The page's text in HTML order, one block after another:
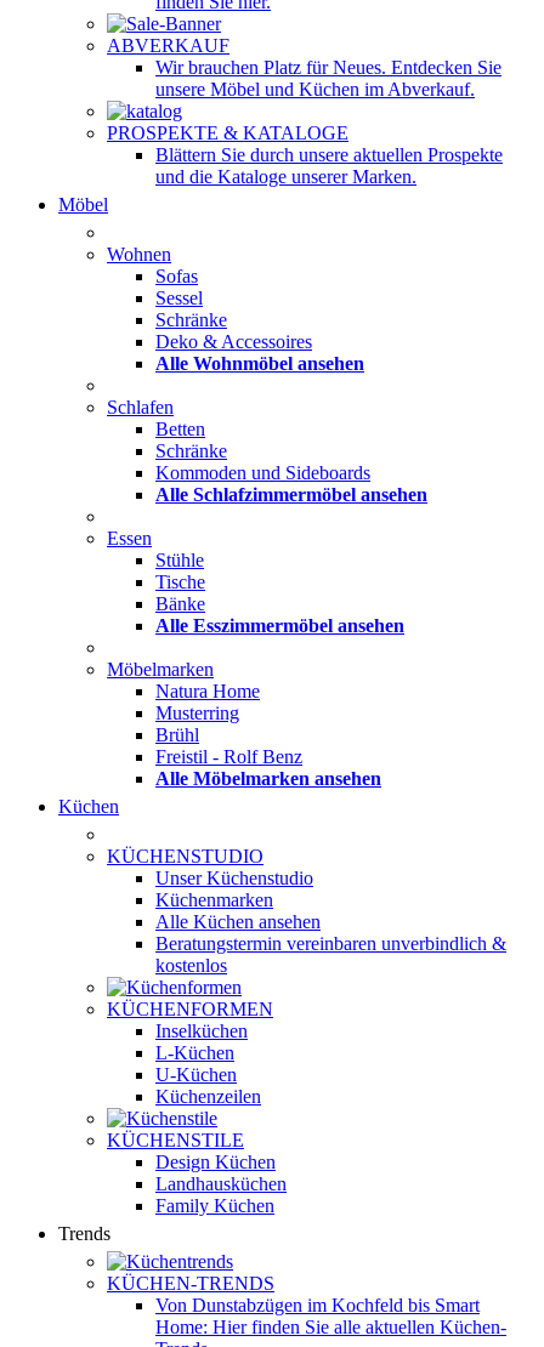
ABVERKAUF
Wir brauchen Platz für Neues. Entdecken Sie
unsere Möbel und Küchen im Abverkauf.
PROSPEKTE & KATALOGE
Blättern Sie durch unsere aktuellen Prospekte
und die Kataloge unserer Marken.
Möbel
Wohnen
Sofas
Sessel
Schränke
Deko & Accessoires
Alle Wohnmöbel ansehen
Schlafen
Betten
Schränke
Kommoden und Sideboards
Alle Schlafzimmermöbel ansehen
Essen
Stühle
Tische
Bänke
Alle Esszimmermöbel ansehen
Möbelmarken
Natura Home
Musterring
Brühl
Freistil - Rolf Benz
Alle Möbelmarken ansehen
Küchen
KÜCHENSTUDIO
Unser Küchenstudio
Küchenmarken
Alle Küchen ansehen
Beratungstermin vereinbaren unverbindlich &
kostenlos
KÜCHENFORMEN
Inselküchen
L-Küchen
U-Küchen
Küchenzeilen
KÜCHENSTILE
Design Küchen
Landhausküchen
Family Küchen
Trends
KÜCHEN-TRENDS
Von Dunstabzügen im Kochfeld bis Smart
Home: Hier finden Sie alle aktuellen Küchen-